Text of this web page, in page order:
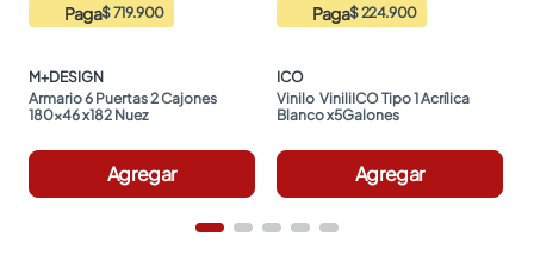
Paga$ 719.900
M+DESIGN
Armario 6 Puertas 2 Cajones
180x46 x182 Nuez
Agregar
Paga$ 224.900
ICO
Vinilo  ViniliICO Tipo 1 Acrílica
Blanco x5Galones
Agregar